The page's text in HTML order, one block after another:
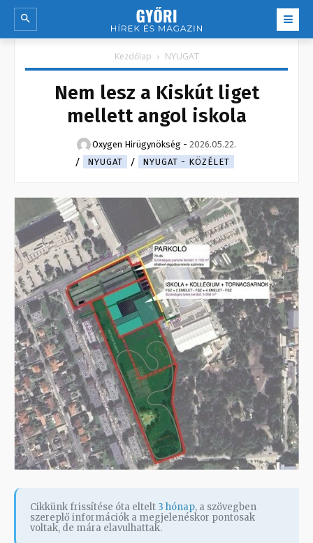
Kezdőlap NYUGAT
Nem lesz a Kiskút liget
mellett angol iskola
Oxygen Hirügynökség - 2026.05.22.
NYUGAT
NYUGAT - KÖZÉLET
Cikkünk frissítése óta eltelt 3 hónap, a szövegben
szereplő információk a megjelenéskor pontosak
voltak, de mára elavulhattak.